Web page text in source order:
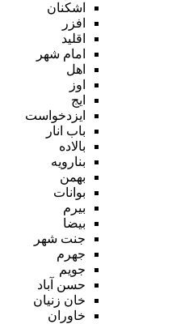
اشکنان
افزر
اقلید
امام شهر
اهل
اوز
ایج
ایزدخواست
باب انار
بالاده
بنارویه
بهمن
بوانات
بیرم
بیضا
جنت شهر
جهرم
جویم
حسن آباد
خان زنیان
خاوران